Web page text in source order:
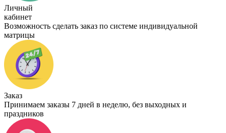
Личный
кабинет
Возможность сделать заказ по системе индивидуальной
матрицы
Заказ
Принимаем заказы 7 дней в неделю, без выходных и
праздников